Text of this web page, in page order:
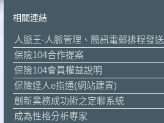
相關連結
人脈王-人脈管理、簡訊電郵排程發送
保險104合作提案
保險104會員權益說明
保險達人e指通(網站建置)
創新業務成功術之定聯系統
成為性格分析專家